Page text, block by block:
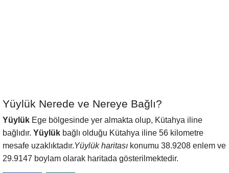
Yüylük Nerede ve Nereye Bağlı?
Yüylük Ege bölgesinde yer almakta olup, Kütahya iline
bağlıdır. Yüylük bağlı olduğu Kütahya iline 56 kilometre
mesafe uzaklıktadır.Yüylük haritası konumu 38.9208 enlem ve
29.9147 boylam olarak haritada gösterilmektedir.